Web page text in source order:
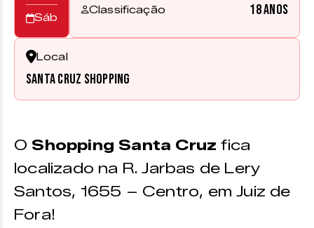
Sáb
Classificação 18 anos
Local
Santa Cruz Shopping
O Shopping Santa Cruz fica
localizado na R. Jarbas de Lery
Santos, 1655 – Centro, em Juiz de
Fora!